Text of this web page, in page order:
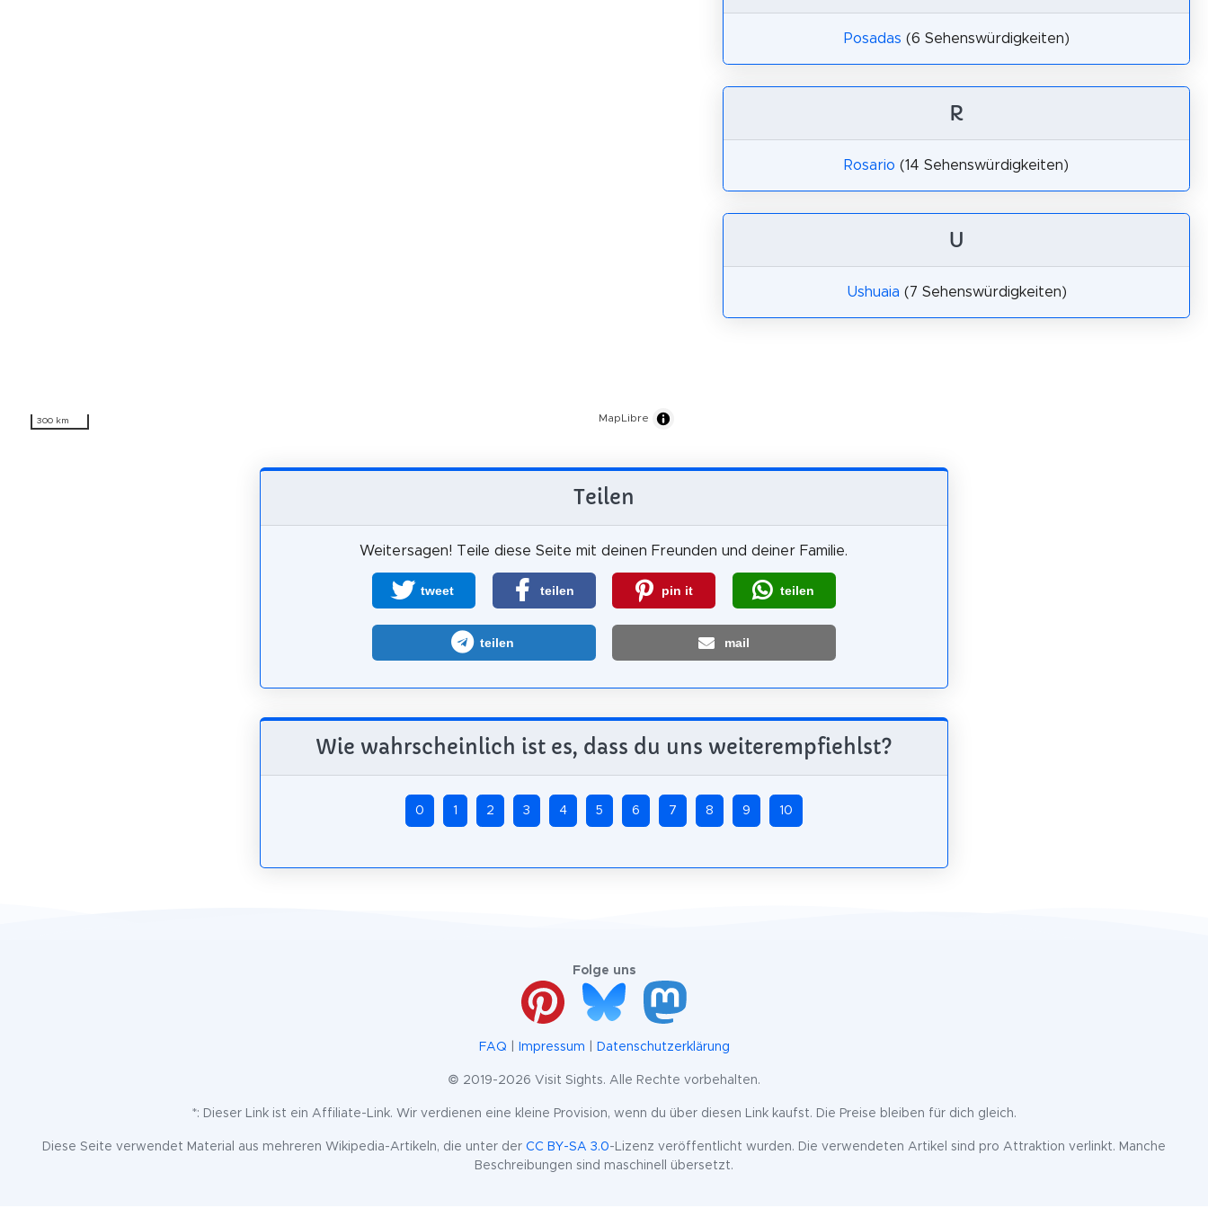
300 km MapLibre
Posadas (6 Sehenswürdigkeiten)
R
Rosario (14 Sehenswürdigkeiten)
U
Ushuaia (7 Sehenswürdigkeiten)
Teilen
Weitersagen! Teile diese Seite mit deinen Freunden und deiner Familie.
tweet teilen pin it teilen
teilen mail
Wie wahrscheinlich ist es, dass du uns weiterempfiehlst?
0 1 2 3 4 5 6 7 8 9 10
Folge uns
FAQ Impressum Datenschutzerklärung
© 2019-2026 Visit Sights. Alle Rechte vorbehalten.
*: Dieser Link ist ein Affiliate-Link. Wir verdienen eine kleine Provision, wenn du über diesen Link kaufst. Die Preise bleiben für dich gleich.
Diese Seite verwendet Material aus mehreren Wikipedia-Artikeln, die unter der CC BY-SA 3.0-Lizenz veröffentlicht wurden. Die verwendeten Artikel sind pro Attraktion verlinkt. Manche
Beschreibungen sind maschinell übersetzt.